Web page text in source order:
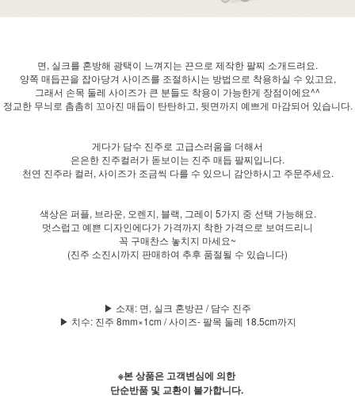
면, 실크를 혼방해 광택이 느껴지는 끈으로 제작한 팔찌 소개드려요.
양쪽 매듭끈을 잡아당겨 사이즈를 조절하시는 방법으로 착용하실 수 있고요,
그래서 손목 둘레 사이즈가 큰 분들도 착용이 가능한게 장점이에요^^
정교한 무늬로 촘촘히 꼬아진 매듭이 탄탄하고, 뒷면까지 예쁘게 마감되어 있습니다.
게다가 담수 진주로 고급스러움을 더해서
은은한 진주컬러가 돋보이는 진주 매듭 팔찌입니다.
천연 진주라 컬러, 사이즈가 조금씩 다를 수 있으니 감안하시고 주문주세요.
색상은 퍼플, 브라운, 오렌지, 블랙, 그레이 5가지 중 선택 가능해요.
멋스럽고 예쁜 디자인에다가 가격까지 착한 가격으로 보여드리니
꼭 구매찬스 놓치지 마세요~
(진주 소진시까지 판매하여 추후 품절될 수 있습니다)
▶ 소재: 면, 실크 혼방끈 / 담수 진주
▶ 치수: 진주 8mm×1cm / 사이즈- 팔목 둘레 18.5cm까지
※본 상품은 고객변심에 의한
단순반품 및 교환이 불가합니다.